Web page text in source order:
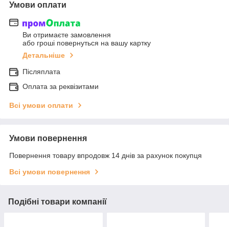
Умови оплати
Ви отримаєте замовлення
або гроші повернуться на вашу картку
Детальніше
Післяплата
Оплата за реквізитами
Всі умови оплати
Умови повернення
Повернення товару впродовж 14 днів за рахунок покупця
Всі умови повернення
Подібні товари компанії